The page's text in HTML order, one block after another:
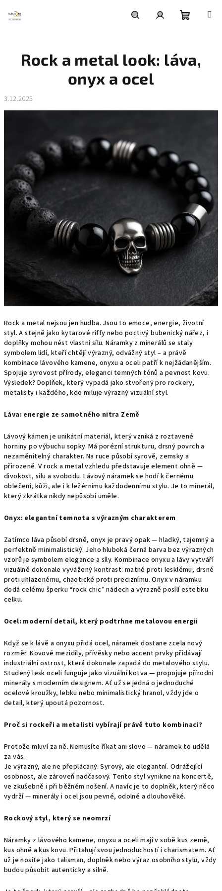
košík
Rock a metal look: láva,
onyx a ocel
3.12.2025
Rock a metal nejsou jen hudba. Jsou to emoce, energie, životní
styl. A stejně jako kytarové riffy nebo poctivý bubenický nářez, i
doplňky mohou nést vlastní sílu. Náramky z minerálů se staly
symbolem lidí, kteří chtějí výrazný, odvážný styl – a právě
kombinace lávového kamene, onyxu a oceli patří k nejžádanějším.
Spojuje syrovost přírody, eleganci temných tónů a pevnost kovu.
Výsledek? Doplňek, který vypadá jako stvořený pro rockery,
metalisty i každého, kdo miluje výrazný vizuální styl.
Láva: energie ze samotného nitra Země
Lávový kámen je unikátní materiál, který vzniká z roztavené
horniny po výbuchu sopky. Má porézní strukturu, drsný povrch a
nezaměnitelný charakter. Na ruce působí syrově, zemsky a
přirozeně. V rock a metal vzhledu představuje element ohně —
divokost, sílu a svobodu. Lávový náramek se hodí k černému
oblečení, kůži, ale i k ležérnímu každodennímu stylu. Je to minerál,
který zkrátka nikdy nepůsobí uměle.
Onyx: elegantní temnota s výrazným charakterem
Zatímco láva působí drsně, onyx je pravý opak — hladký, tajemný a
perfektně minimalistický. Jeho hluboká černá barva bez výrazných
vzorů je symbolem elegance a síly. Kombinace onyxu a lávy vytváří
vizuálně dokonale vyvážený kontrast: matné proti lesklému, drsné
proti uhlazenému, chaotické proti preciznímu. Onyx v náramku
dodá celému šperku “rock chic” nádech a výrazně posílí estetiku
celku.
Ocel: moderní detail, který podtrhne metalovou energii
Když se k lávě a onyxu přidá ocel, náramek dostane zcela nový
rozměr. Kovové mezidíly, přívěsky nebo accent prvky přidávají
industriální ostrost, která dokonale zapadá do metalového stylu.
Studený lesk oceli funguje jako vizuální kotva — propojuje přírodní
minerály s moderním designem. Ať už se jedná o jednoduché
ocelové kroužky, lebku nebo minimalistický hranol, vždy jde o
detail, který upoutá pozornost.
Proč si rockeři a metalisti vybírají právě tuto kombinaci?
Protože mluví za ně. Nemusíte říkat ani slovo — náramek to udělá
za vás.
Je výrazný, ale ne přeplácaný. Syrový, ale elegantní. Odrážející
osobnost, ale zároveň nadčasový. Tento styl vynikne na koncertě,
ve zkušebně i při běžném nošení. A navíc je to doplněk, který něco
vydrží — minerály i ocel jsou pevné, odolné a dlouhověké.
Rockový styl, který se neomrzí
Náramky z lávového kamene, onyxu a oceli mají v sobě kus země,
kus ohně a kus kovu. Přitahují svou jednoduchostí i charismatem. Ať
už je nosíte jako talisman, doplněk nebo výraz osobního stylu, vždy
budou působit autenticky a silně.